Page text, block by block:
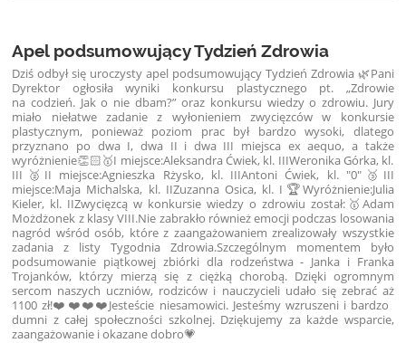
Apel podsumowujący Tydzień Zdrowia
Dziś odbył się uroczysty apel podsumowujący Tydzień Zdrowia 🌿Pani
Dyrektor ogłosiła wyniki konkursu plastycznego pt. „Zdrowie
na codzień. Jak o nie dbam?” oraz konkursu wiedzy o zdrowiu. Jury
miało niełatwe zadanie z wyłonieniem zwycięzców w konkursie
plastycznym, ponieważ poziom prac był bardzo wysoki, dlatego
przyznano po dwa I, dwa II i dwa III miejsca ex aequo, a także
wyróżnienie👏🏻🥇I miejsce:Aleksandra Ćwiek, kl. IIIWeronika Górka, kl.
III 🥈II miejsce:Agnieszka Rżysko, kl. IIIAntoni Ćwiek, kl. "0" 🥉III
miejsce:Maja Michalska, kl. IIZuzanna Osica, kl. I 🏆Wyróżnienie:Julia
Kieler, kl. IIZwycięzcą w konkursie wiedzy o zdrowiu został:🥇Adam
Możdżonek z klasy VIII.Nie zabrakło również emocji podczas losowania
nagród wśród osób, które z zaangażowaniem zrealizowały wszystkie
zadania z listy Tygodnia Zdrowia.Szczególnym momentem było
podsumowanie piątkowej zbiórki dla rodzeństwa - Janka i Franka
Trojanków, którzy mierzą się z ciężką chorobą. Dzięki ogromnym
sercom naszych uczniów, rodziców i nauczycieli udało się zebrać aż
1100 zł!❤️❤️❤️❤️Jesteście niesamowici. Jesteśmy wzruszeni i bardzo
dumni z całej społeczności szkolnej. Dziękujemy za każde wsparcie,
zaangażowanie i okazane dobro💗